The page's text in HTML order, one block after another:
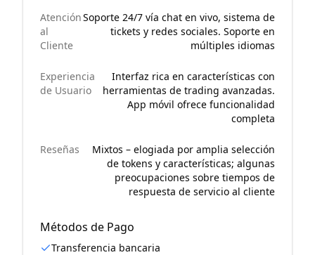
Atención
al
Cliente
Soporte 24/7 vía chat en vivo, sistema de
tickets y redes sociales. Soporte en
múltiples idiomas
Experiencia
de Usuario
Interfaz rica en características con
herramientas de trading avanzadas.
App móvil ofrece funcionalidad
completa
Reseñas
Mixtos – elogiada por amplia selección
de tokens y características; algunas
preocupaciones sobre tiempos de
respuesta de servicio al cliente
Métodos de Pago
Transferencia bancaria